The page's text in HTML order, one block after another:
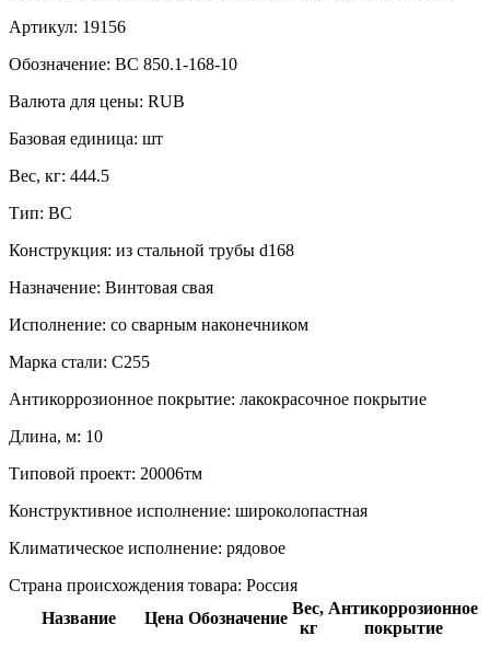
Артикул: 19156
Обозначение: ВС 850.1-168-10
Валюта для цены: RUB
Базовая единица: шт
Вес, кг: 444.5
Тип: ВС
Конструкция: из стальной трубы d168
Назначение: Винтовая свая
Исполнение: со сварным наконечником
Марка стали: С255
Антикоррозионное покрытие: лакокрасочное покрытие
Длина, м: 10
Типовой проект: 20006тм
Конструктивное исполнение: широколопастная
Климатическое исполнение: рядовое
Страна происхождения товара: Россия
Название
Цена Обозначение
Вес,
кг
Антикоррозионное
покрытие